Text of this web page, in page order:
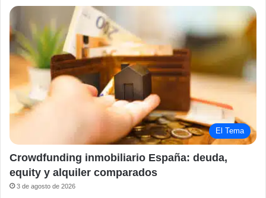
El Tema
Crowdfunding inmobiliario España: deuda,
equity y alquiler comparados
3 de agosto de 2026